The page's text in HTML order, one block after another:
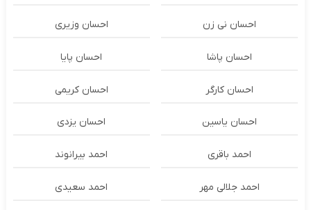
احسان نی زن احسان وزیری
احسان پاشا احسان پایا
احسان کارگر احسان کریمی
احسان یاسین احسان یزدی
احمد باقری احمد بیرانوند
احمد جلالی مهر احمد سعیدی